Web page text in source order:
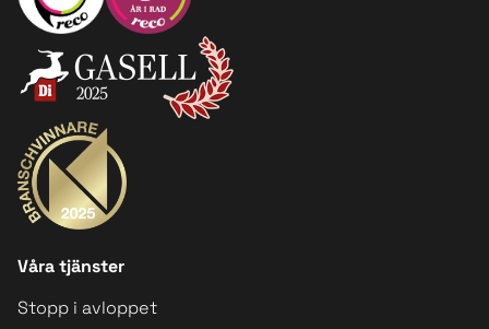
Våra tjänster
Stopp i avloppet